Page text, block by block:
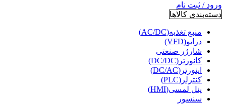
ورود / ثبت نام
دسته‌بندی کالاها
منبع تغذیه(AC/DC)
درایو(VFD)
شارژر صنعتی
کانورتر(DC/DC)
اینورتر(DC/AC)
کنترلر(PLC)
پنل لمسی(HMI)
سنسور